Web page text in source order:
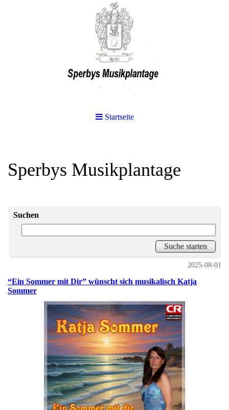
Startseite
Sperbys Musikplantage
Suchen
2025-08-01
“Ein Sommer mit Dir” wünscht sich musikalisch Katja
Sommer